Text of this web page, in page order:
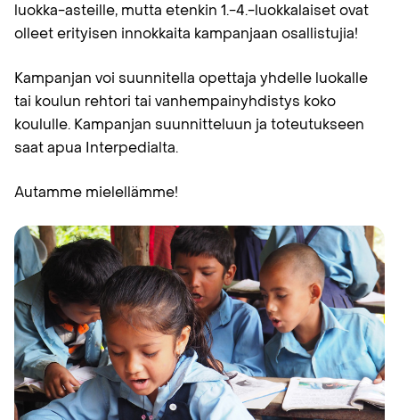
luokka-asteille, mutta etenkin 1.−4.-luokkalaiset ovat
olleet erityisen innokkaita kampanjaan osallistujia!
Kampanjan voi suunnitella opettaja yhdelle luokalle
tai koulun rehtori tai vanhempainyhdistys koko
koululle. Kampanjan suunnitteluun ja toteutukseen
saat apua Interpedialta.
Autamme mielellämme!